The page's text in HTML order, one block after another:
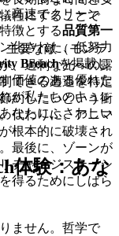
牲にすることで
主要な敵（モンテ
、過剰な光への露
できる遭遇を特定
約したいという衝
代わりに、アニマ
根本的に破壊され
最後に、ゾーンが
チャージステーシ
得るためにしばら
高速でクリーン
徴とする品質第一
化された、低努力
Breachを掲載し
価値のある優れた
が私たちのキュレ
なたにふさわしい
体験：あな
ません。哲学で